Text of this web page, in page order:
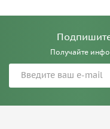
Получайте